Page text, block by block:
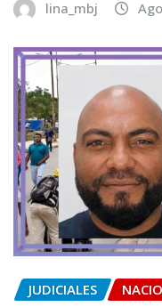
lina_mbj
JUDICIALES